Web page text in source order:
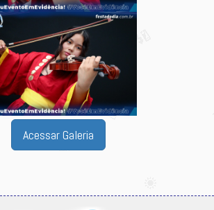
Acessar Galeria